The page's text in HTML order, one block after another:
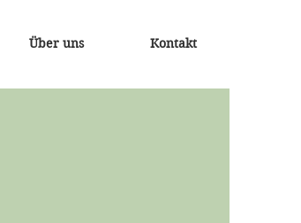
Über uns Kontakt